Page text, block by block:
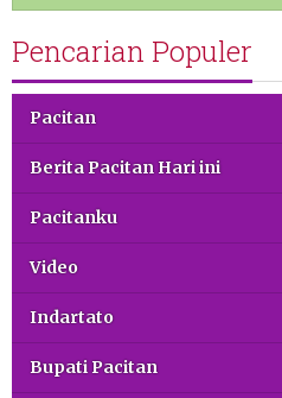
Pencarian Populer
Pacitan
Berita Pacitan Hari ini
Pacitanku
Video
Indartato
Bupati Pacitan